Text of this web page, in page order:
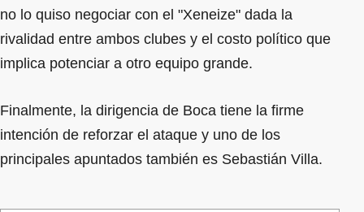
no lo quiso negociar con el "Xeneize" dada la
rivalidad entre ambos clubes y el costo político que
implica potenciar a otro equipo grande.
Finalmente, la dirigencia de Boca tiene la firme
intención de reforzar el ataque y uno de los
principales apuntados también es Sebastián Villa.